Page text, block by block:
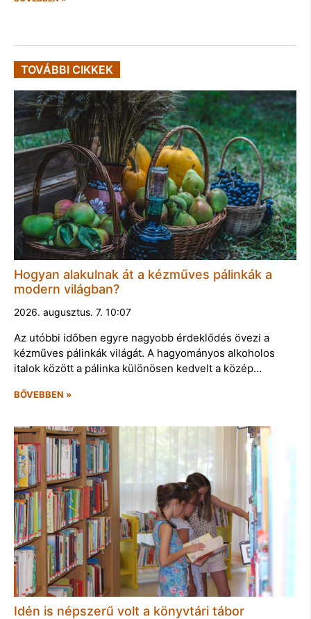
TOVÁBBI CIKKEK
Hogyan alakulnak át a kézműves pálinkák a
modern világban?
2026. augusztus. 7. 10:07
Az utóbbi időben egyre nagyobb érdeklődés övezi a
kézműves pálinkák világát. A hagyományos alkoholos
italok között a pálinka különösen kedvelt a közép…
BŐVEBBEN »
Idén is népszerű volt a könyvtári tábor